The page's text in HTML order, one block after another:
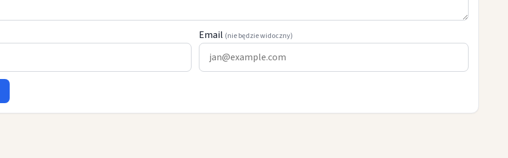
Email (nie będzie widoczny)